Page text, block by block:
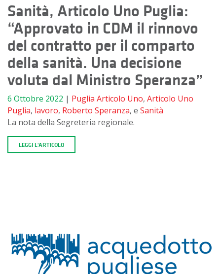
Sanità, Articolo Uno Puglia:
“Approvato in CDM il rinnovo
del contratto per il comparto
della sanità. Una decisione
voluta dal Ministro Speranza”
6 Ottobre 2022 | Puglia Articolo Uno, Articolo Uno
Puglia, lavoro, Roberto Speranza, e Sanità
La nota della Segreteria regionale.
LEGGI L'ARTICOLO